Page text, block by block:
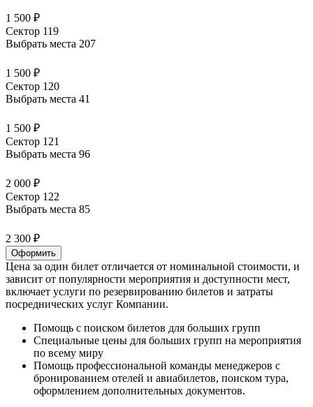
1 500 ₽
Сектор 119
Выбрать места 207
1 500 ₽
Сектор 120
Выбрать места 41
1 500 ₽
Сектор 121
Выбрать места 96
2 000 ₽
Сектор 122
Выбрать места 85
2 300 ₽
Оформить
Цена за один билет отличается от номинальной стоимости, и
зависит от популярности мероприятия и доступности мест,
включает услуги по резервированию билетов и затраты
посреднических услуг Компании.
Помощь с поиском билетов для больших групп
Специальные цены для больших групп на мероприятия
по всему миру
Помощь профессиональной команды менеджеров с
бронированием отелей и авиабилетов, поиском тура,
оформлением дополнительных документов.